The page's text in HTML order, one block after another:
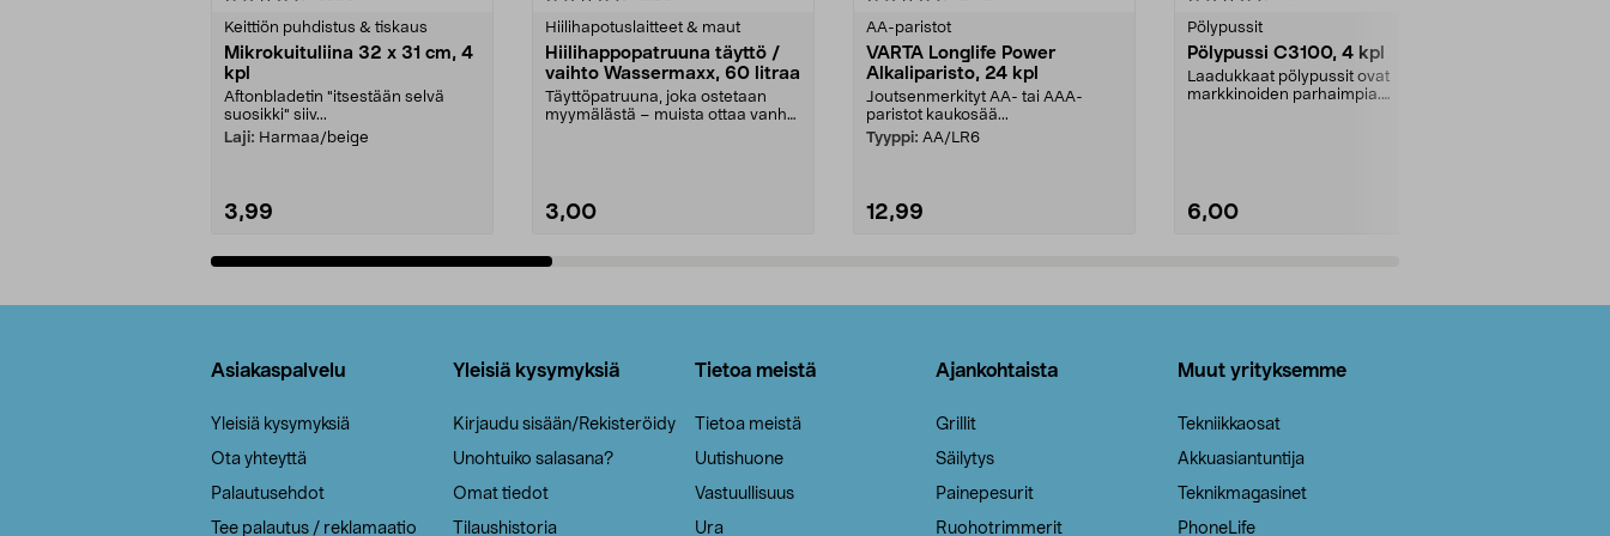
Keittiön puhdistus & tiskaus
Mikrokuituliina 32 x 31 cm, 4
kpl
Aftonbladetin "itsestään selvä
suosikki" siiv...
Laji: Harmaa/beige
3,99
Hiilihapotuslaitteet & maut
Hiilihappopatruuna täyttö /
vaihto Wassermaxx, 60 litraa
Täyttöpatruuna, joka ostetaan
myymälästä – muista ottaa vanha
3,00
AA-paristot
VARTA Longlife Power
Alkaliparisto, 24 kpl
Joutsenmerkityt AA- tai AAA-
paristot kaukosää...
Tyyppi: AA/LR6
12,99
Pölypussit
Pölypussi C3100, 4 kpl
Laadukkaat pölypussit ovat
markkinoiden parhaimpia.
6,00
Asiakaspalvelu
Yleisiä kysymyksiä
Ota yhteyttä
Palautusehdot
Tee palautus / reklamaatio
Yleisiä kysymyksiä
Kirjaudu sisään/Rekisteröidy
Unohtuiko salasana?
Omat tiedot
Tilaushistoria
Tietoa meistä
Tietoa meistä
Uutishuone
Vastuullisuus
Ura
Ajankohtaista
Grillit
Säilytys
Painepesurit
Ruohotrimmerit
Muut yrityksemme
Tekniikkaosat
Akkuasiantuntija
Teknikmagasinet
PhoneLife